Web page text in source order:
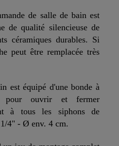
de salle de bain est
de qualité silencieuse de
céramiques durables. Si
peut être remplacée très
est équipé d'une bonde à
pour ouvrir et fermer
à tous les siphons de
4" - Ø env. 4 cm.